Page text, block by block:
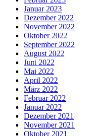
Januar 2023
Dezember 2022
November 2022
Oktober 2022
September 2022
August 2022
Juni 2022
Mai 2022
April 2022
März 2022
Februar 2022
Januar 2022
Dezember 2021
November 2021
Oktober 2021